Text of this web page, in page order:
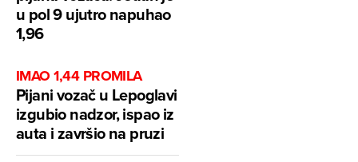
u pol 9 ujutro napuhao
1,96
IMAO 1,44 PROMILA
Pijani vozač u Lepoglavi
izgubio nadzor, ispao iz
auta i završio na pruzi